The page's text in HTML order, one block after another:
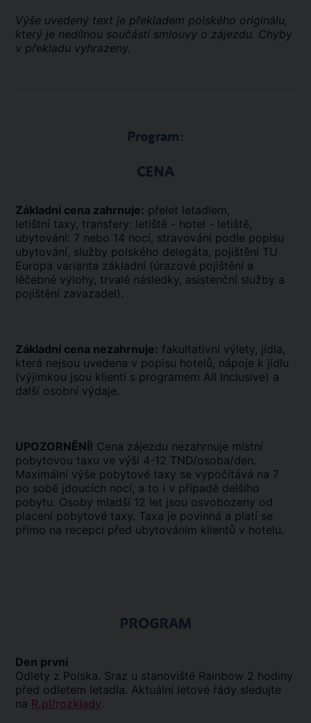
Výše uvedený text je překladem polského originálu,
který je nedílnou součástí smlouvy o zájezdu. Chyby
v překladu vyhrazeny.
Program:
CENA
Základní cena zahrnuje: přelet letadlem,
letištní taxy, transfery: letiště - hotel - letiště,
ubytování: 7 nebo 14 nocí, stravování podle popisu
ubytování, služby polského delegáta, pojištění TU
Europa varianta základní (úrazové pojištění a
léčebné výlohy, trvalé následky, asistenční služby a
pojištění zavazadel).
Základní cena nezahrnuje: fakultativní výlety, jídla,
která nejsou uvedena v popisu hotelů, nápoje k jídlu
(výjimkou jsou klienti s programem All Inclusive) a
další osobní výdaje.
UPOZORNĚNÍ! Cena zájezdu nezahrnuje místní
pobytovou taxu ve výši 4-12 TND/osoba/den.
Maximální výše pobytové taxy se vypočítává na 7
po sobě jdoucích nocí, a to i v případě delšího
pobytu. Osoby mladší 12 let jsou osvobozeny od
placení pobytové taxy. Taxa je povinná a platí se
přímo na recepci před ubytováním klientů v hotelu.
PROGRAM
Den první
Odlety z Polska. Sraz u stanoviště Rainbow 2 hodiny
před odletem letadla. Aktuální letové řády sledujte
na R.pl/rozklady.